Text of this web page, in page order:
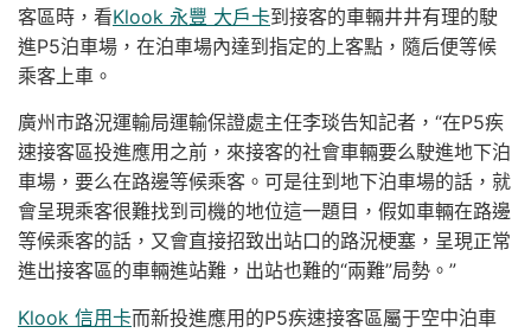
客區時，看Klook 永豐 大戶卡到接客的車輛井井有理的駛
進P5泊車場，在泊車場內達到指定的上客點，隨后便等候
乘客上車。
廣州市路況運輸局運輸保證處主任李琰告知記者，“在P5疾
速接客區投進應用之前，來接客的社會車輛要么駛進地下泊
車場，要么在路邊等候乘客。可是往到地下泊車場的話，就
會呈現乘客很難找到司機的地位這一題目，假如車輛在路邊
等候乘客的話，又會直接招致出站口的路況梗塞，呈現正常
進出接客區的車輛進站難，出站也難的“兩難”局勢。”
Klook 信用卡而新投進應用的P5疾速接客區屬于空中泊車